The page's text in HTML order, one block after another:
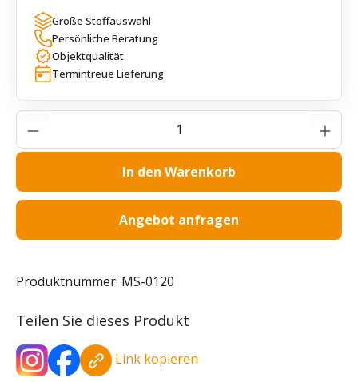
Große Stoffauswahl
Persönliche Beratung
Objektqualität
Termintreue Lieferung
Produkt Anzahl: Gib den gewünschten
In den Warenkorb
Angebot anfragen
Produktnummer: MS-0120
Teilen Sie dieses Produkt
Link kopieren